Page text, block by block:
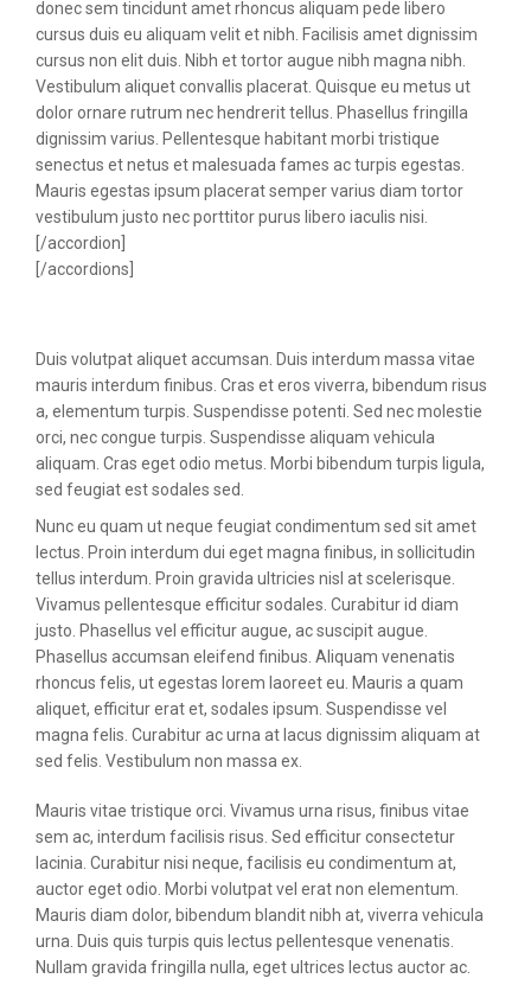
donec sem tincidunt amet rhoncus aliquam pede libero
cursus duis eu aliquam velit et nibh. Facilisis amet dignissim
cursus non elit duis. Nibh et tortor augue nibh magna nibh.
Vestibulum aliquet convallis placerat. Quisque eu metus ut
dolor ornare rutrum nec hendrerit tellus. Phasellus fringilla
dignissim varius. Pellentesque habitant morbi tristique
senectus et netus et malesuada fames ac turpis egestas.
Mauris egestas ipsum placerat semper varius diam tortor
vestibulum justo nec porttitor purus libero iaculis nisi.
[/accordion]
[/accordions]
Duis volutpat aliquet accumsan. Duis interdum massa vitae
mauris interdum finibus. Cras et eros viverra, bibendum risus
a, elementum turpis. Suspendisse potenti. Sed nec molestie
orci, nec congue turpis. Suspendisse aliquam vehicula
aliquam. Cras eget odio metus. Morbi bibendum turpis ligula,
sed feugiat est sodales sed.
Nunc eu quam ut neque feugiat condimentum sed sit amet
lectus. Proin interdum dui eget magna finibus, in sollicitudin
tellus interdum. Proin gravida ultricies nisl at scelerisque.
Vivamus pellentesque efficitur sodales. Curabitur id diam
justo. Phasellus vel efficitur augue, ac suscipit augue.
Phasellus accumsan eleifend finibus. Aliquam venenatis
rhoncus felis, ut egestas lorem laoreet eu. Mauris a quam
aliquet, efficitur erat et, sodales ipsum. Suspendisse vel
magna felis. Curabitur ac urna at lacus dignissim aliquam at
sed felis. Vestibulum non massa ex.
Mauris vitae tristique orci. Vivamus urna risus, finibus vitae
sem ac, interdum facilisis risus. Sed efficitur consectetur
lacinia. Curabitur nisi neque, facilisis eu condimentum at,
auctor eget odio. Morbi volutpat vel erat non elementum.
Mauris diam dolor, bibendum blandit nibh at, viverra vehicula
urna. Duis quis turpis quis lectus pellentesque venenatis.
Nullam gravida fringilla nulla, eget ultrices lectus auctor ac.